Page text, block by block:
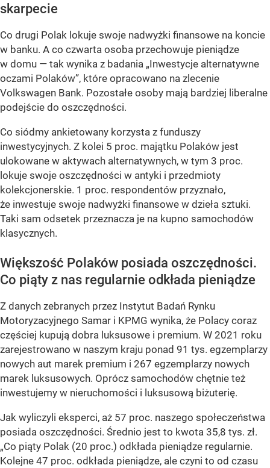
skarpecie
Co drugi Polak lokuje swoje nadwyżki finansowe na koncie
w banku. A co czwarta osoba przechowuje pieniądze
w domu — tak wynika z badania „Inwestycje alternatywne
oczami Polaków”, które opracowano na zlecenie
Volkswagen Bank. Pozostałe osoby mają bardziej liberalne
podejście do oszczędności.
Co siódmy ankietowany korzysta z funduszy
inwestycyjnych. Z kolei 5 proc. majątku Polaków jest
ulokowane w aktywach alternatywnych, w tym 3 proc.
lokuje swoje oszczędności w antyki i przedmioty
kolekcjonerskie. 1 proc. respondentów przyznało,
że inwestuje swoje nadwyżki finansowe w dzieła sztuki.
Taki sam odsetek przeznacza je na kupno samochodów
klasycznych.
Większość Polaków posiada oszczędności.
Co piąty z nas regularnie odkłada pieniądze
Z danych zebranych przez Instytut Badań Rynku
Motoryzacyjnego Samar i KPMG wynika, że Polacy coraz
częściej kupują dobra luksusowe i premium. W 2021 roku
zarejestrowano w naszym kraju ponad 91 tys. egzemplarzy
nowych aut marek premium i 267 egzemplarzy nowych
marek luksusowych. Oprócz samochodów chętnie też
inwestujemy w nieruchomości i luksusową biżuterię.
Jak wyliczyli eksperci, aż 57 proc. naszego społeczeństwa
posiada oszczędności. Średnio jest to kwota 35,8 tys. zł.
„Co piąty Polak (20 proc.) odkłada pieniądze regularnie.
Kolejne 47 proc. odkłada pieniądze, ale czyni to od czasu